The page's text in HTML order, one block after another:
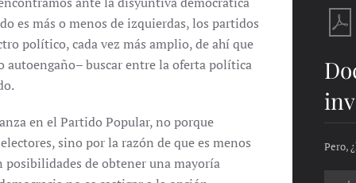
es más o menos de izquierdas, los partidos
político, cada vez más amplio, de ahí que
buscar entre la oferta política
en el Partido Popular, no porque
sino por la razón de que es menos
de obtener una mayoría
Pero,